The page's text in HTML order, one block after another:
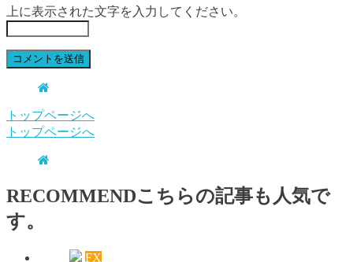
上に表示された文字を入力してください。
トップページへ
トップページへ
RECOMMENDこちらの記事も人気で
す。
FX